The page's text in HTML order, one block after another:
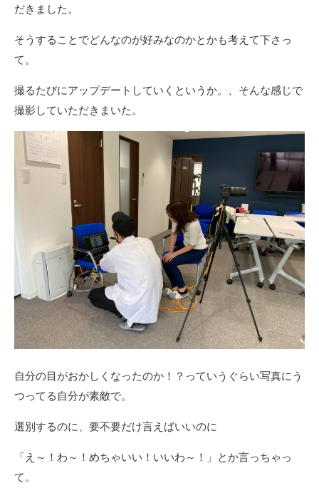
だきました。
そうすることでどんなのが好みなのかとかも考えて下さっ
て。
撮るたびにアップデートしていくというか。、そんな感じで
撮影していただきまいた。
自分の目がおかしくなったのか！？っていうぐらい写真にう
つってる自分が素敵で。
選別するのに、要不要だけ言えばいいのに
「え～！わ～！めちゃいい！いいわ～！」とか言っちゃっ
て。